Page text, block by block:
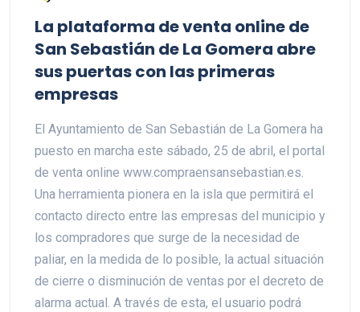
La plataforma de venta online de
San Sebastián de La Gomera abre
sus puertas con las primeras
empresas
El Ayuntamiento de San Sebastián de La Gomera ha
puesto en marcha este sábado, 25 de abril, el portal
de venta online www.compraensansebastian.es.
Una herramienta pionera en la isla que permitirá el
contacto directo entre las empresas del municipio y
los compradores que surge de la necesidad de
paliar, en la medida de lo posible, la actual situación
de cierre o disminución de ventas por el decreto de
alarma actual. A través de esta, el usuario podrá